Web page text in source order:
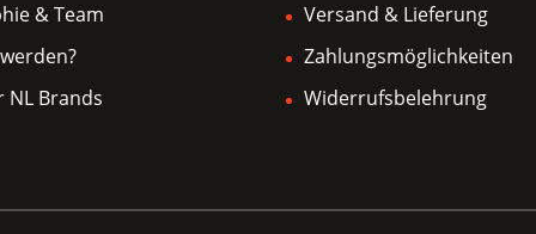
Optionen
können
der
& Team
NL Brands
Versand & Lieferung
Zahlungsmöglichkeiten
Widerrufsbelehrung